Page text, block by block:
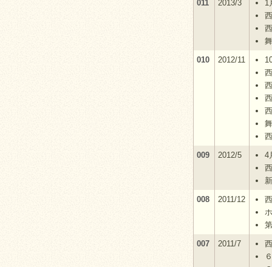
011 2013/3
1
010 2012/11
009 2012/5
4
008 2011/12
007 2011/7